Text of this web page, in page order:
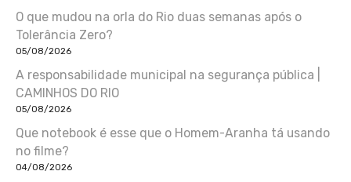
O que mudou na orla do Rio duas semanas após o
Tolerância Zero?
05/08/2026
A responsabilidade municipal na segurança pública |
CAMINHOS DO RIO
05/08/2026
Que notebook é esse que o Homem-Aranha tá usando
no filme?
04/08/2026